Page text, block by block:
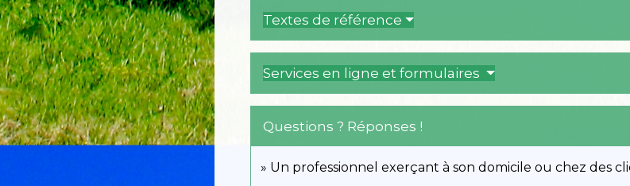
Textes de référence
Services en ligne et formulaires
Questions ? Réponses !
Un professionnel exerçant à son domicile ou chez des